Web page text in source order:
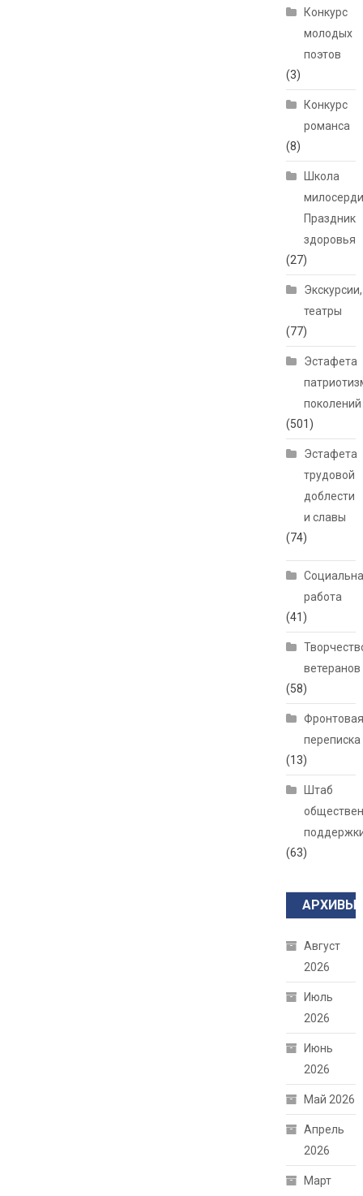
Конкурс
молодых
поэтов
(3)
Конкурс
романса
(8)
Школа
Праздник
здоровья
(27)
Экскурсии,
театры
(77)
Эстафета
поколений
(501)
Эстафета
трудовой
доблести
и славы
(74)
работа
(41)
ветеранов
(58)
переписка
(13)
Штаб
(63)
АРХИВЫ
Август
2026
Июль
2026
Июнь
2026
Май 2026
Апрель
2026
Март